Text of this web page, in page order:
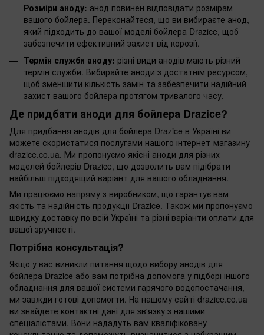
Розміри аноду: анод повинен відповідати розмірам
вашого бойлера. Переконайтеся, що ви вибираєте анод,
який підходить до вашої моделі бойлера Drazice, щоб
забезпечити ефективний захист від корозії.
Термін служби аноду: різні види анодів мають різний
термін служби. Вибирайте аноди з достатнім ресурсом,
щоб зменшити кількість замін та забезпечити надійний
захист вашого бойлера протягом тривалого часу.
Де придбати аноди для бойлера Drazice?
Для придбання анодів для бойлера Drazice в Україні ви
можете скористатися послугами нашого інтернет-магазину
drazice.co.ua. Ми пропонуємо якісні аноди для різних
моделей бойлерів Drazice, що дозволить вам підібрати
найбільш підходящий варіант для вашого обладнання.
Ми працюємо напряму з виробником, що гарантує вам
якість та надійність продукції Drazice. Також ми пропонуємо
швидку доставку по всій Україні та різні варіанти оплати для
вашої зручності.
Потрібна консультація?
Якщо у вас виникли питання щодо вибору анодів для
бойлера Drazice або вам потрібна допомога у підборі іншого
обладнання для вашої системи гарячого водопостачання,
ми завжди готові допомогти. На нашому сайті drazice.co.ua
ви знайдете контактні дані для зв'язку з нашими
спеціалістами. Вони нададуть вам кваліфіковану